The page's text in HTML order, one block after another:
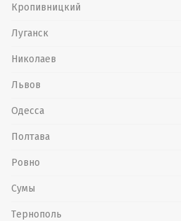
Кропивницкий
Луганск
Николаев
Львов
Одесса
Полтава
Ровно
Сумы
Тернополь